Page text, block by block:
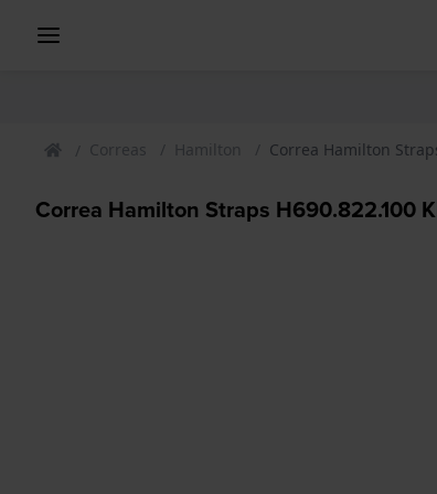
Correas Hamilton Correa Hamilton
Correa Hamilton Straps H690.822.100